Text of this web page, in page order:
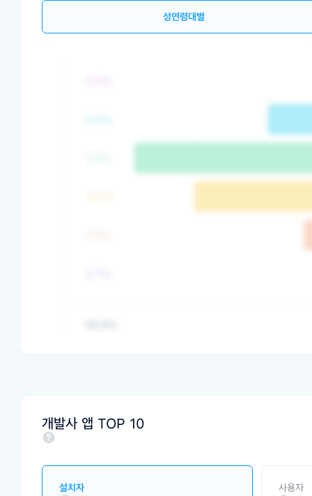
성연령대별
개발사 앱 TOP 10
설치자 사용자